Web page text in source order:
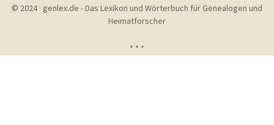
© 2024 · genlex.de - Das Lexikon und Wörterbuch für Genealogen und
Heimatforscher
* * *